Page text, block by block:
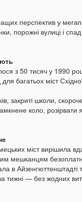
перспектив у
порожні вулиці і
з 50 тисяч у 1990
багатьох міст
закриті школи,
коло, розірвати
міст вирішила
мешканцям
в Айзенгюттенштадті
тижні — без жодних